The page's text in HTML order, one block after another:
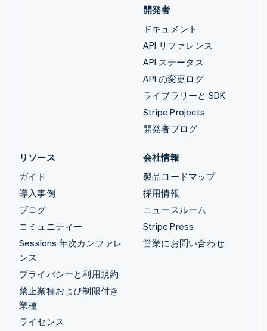
開発者
ドキュメント
API リファレンス
API ステータス
API の変更ログ
ライブラリーと SDK
Stripe Projects
開発者ブログ
リソース
ガイド
導入事例
ブログ
コミュニティー
Sessions 年次カンファレ
ンス
プライバシーと利用規約
禁止業種および制限付き
業種
ライセンス
会社情報
製品ロードマップ
採用情報
ニュースルーム
Stripe Press
営業にお問い合わせ